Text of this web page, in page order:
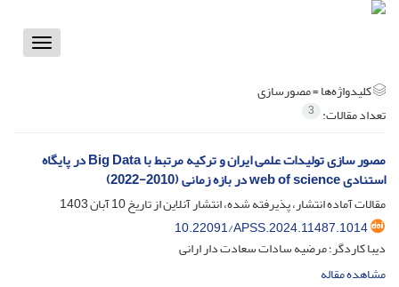
Toggle
کلیدواژه‌ها =مصورسازی
تعداد مقالات: 3
مصور سازی تولیدات علمی ایران و ترکیه مرتبط با Big Data در پایگاه
استنادی web of science در بازه زمانی (2010-2022)
مقالات آماده انتشار، پذیرفته شده، انتشار آنلاین از تاریخ10 آبان 1403
10.22091/APSS.2024.11487.1014
دیبا کاردگر؛ مرضیه سادات سعادت دار ارانی
مشاهده مقاله